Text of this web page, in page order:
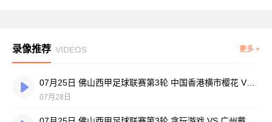
录像推荐 VIDEOS 更多 +
07月25日 佛山西甲足球联赛第3轮 中国香港横市樱花 VS 吉图省实青年 全场录像
07月28日